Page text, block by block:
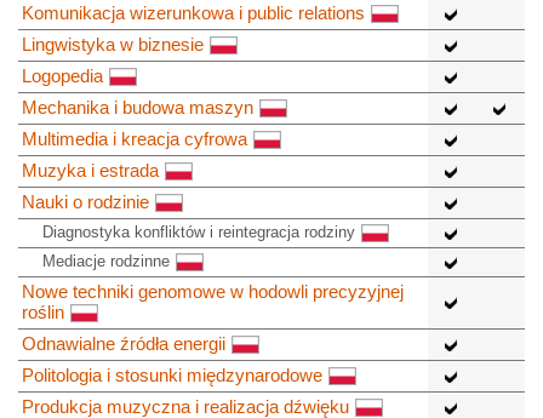
Komunikacja wizerunkowa i public relations
Lingwistyka w biznesie
Logopedia
Mechanika i budowa maszyn
Multimedia i kreacja cyfrowa
Muzyka i estrada
Nauki o rodzinie
Diagnostyka konfliktów i reintegracja rodziny
Mediacje rodzinne
Nowe techniki genomowe w hodowli precyzyjnej
roślin
Odnawialne źródła energii
Politologia i stosunki międzynarodowe
Produkcja muzyczna i realizacja dźwięku